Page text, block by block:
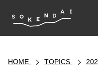
HOME TOPICS